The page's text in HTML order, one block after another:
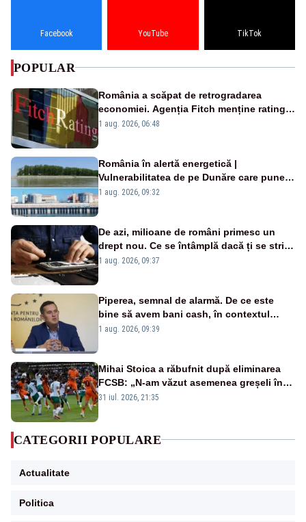
Facebook YouTube TikTok
POPULAR
România a scăpat de retrogradarea
economiei. Agenția Fitch menține ratingul
„BBB-” cu perspectivă negativă
1 aug. 2026, 06:48
România în alertă energetică |
Vulnerabilitatea de pe Dunăre care pune
în pericol Centrala Cernavodă era
1 aug. 2026, 09:32
De azi, milioane de români primesc un
drept nou. Ce se întâmplă dacă ți se strică
un produs
1 aug. 2026, 09:37
Piperea, semnal de alarmă. De ce este
bine să avem bani cash, în contextul
alertei energetice?
1 aug. 2026, 09:39
Mihai Stoica a răbufnit după eliminarea
FCSB: „N-am văzut asemenea greșeli în
190 de meciuri europene”
31 iul. 2026, 21:35
CATEGORII POPULARE
Actualitate
Politica